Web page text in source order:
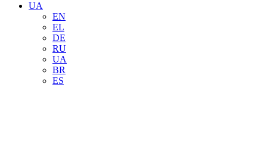
UA
EN
EL
DE
RU
UA
BR
ES